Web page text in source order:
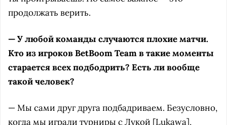
продолжать верить.
— У любой команды случаются плохие матчи.
Кто из игроков BetBoom Team в такие моменты
старается всех подбодрить? Есть ли вообще
такой человек?
— Мы сами друг друга подбадриваем. Безусловно,
когда мы играли турниры с Лукой [Lukawa],